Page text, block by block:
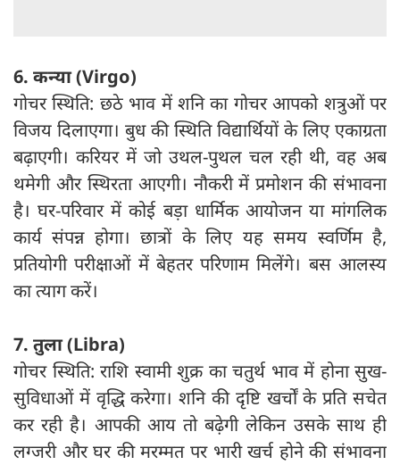
6. कन्या (Virgo)
गोचर स्थिति: छठे भाव में शनि का गोचर आपको शत्रुओं पर
विजय दिलाएगा। बुध की स्थिति विद्यार्थियों के लिए एकाग्रता
बढ़ाएगी। करियर में जो उथल-पुथल चल रही थी, वह अब
थमेगी और स्थिरता आएगी। नौकरी में प्रमोशन की संभावना
है। घर-परिवार में कोई बड़ा धार्मिक आयोजन या मांगलिक
कार्य संपन्न होगा। छात्रों के लिए यह समय स्वर्णिम है,
प्रतियोगी परीक्षाओं में बेहतर परिणाम मिलेंगे। बस आलस्य
का त्याग करें।
7. तुला (Libra)
गोचर स्थिति: राशि स्वामी शुक्र का चतुर्थ भाव में होना सुख-
सुविधाओं में वृद्धि करेगा। शनि की दृष्टि खर्चों के प्रति सचेत
कर रही है। आपकी आय तो बढ़ेगी लेकिन उसके साथ ही
लग्जरी और घर की मरम्मत पर भारी खर्च होने की संभावना